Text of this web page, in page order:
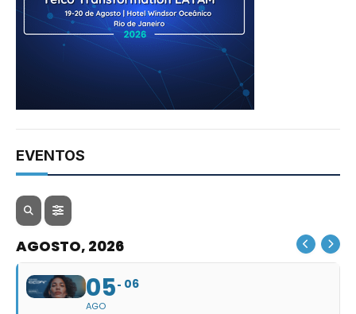
EVENTOS
AGOSTO, 2026
05
AGO
06